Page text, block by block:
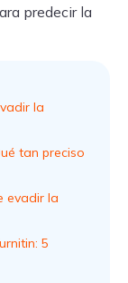
predecir la
la
tan preciso
evadir la
5